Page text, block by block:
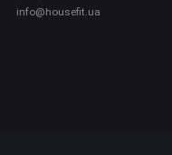
info@housefit.ua